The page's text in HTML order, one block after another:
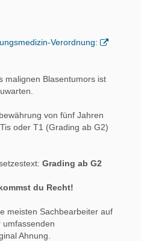
Verordnung:
malignen Blasentumors ist
von fünf Jahren
oder T1 (Grading ab G2)
Grading ab G2
du Recht!
meisten Sachbearbeiter auf
umfassenden
Ahnung.